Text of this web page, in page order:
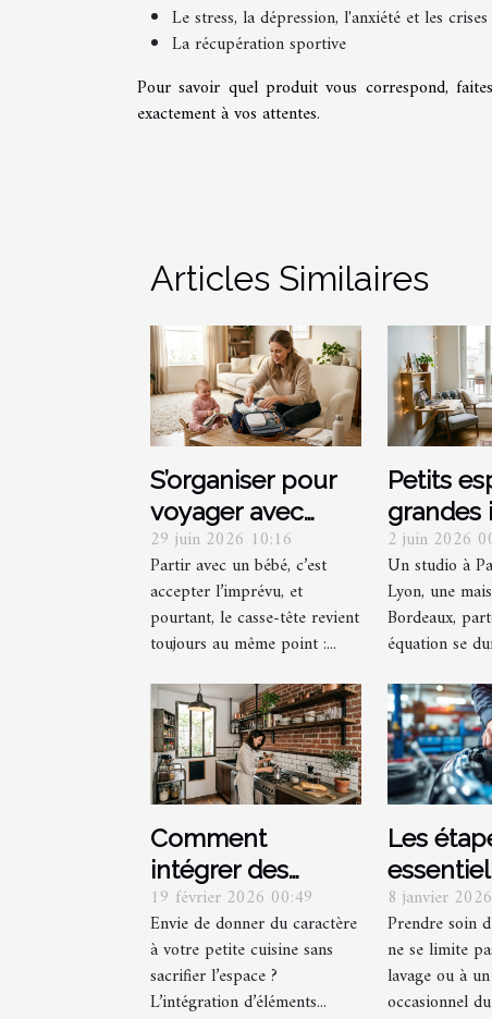
Le stress, la dépression, l'anxiété et les
La récupération sportive
Pour savoir quel produit vous correspond,
exactement à vos attentes.
Articles Similaires
S’organiser pour
voyager avec
bébé sans
multiplier les sacs
: mission
impossible ?
29 juin 2026 10:16
Partir avec un bébé, c’est
accepter l’imprévu, et
pourtant, le casse-tête revient
toujours au même point :...
Petits
grandes
recoin
2 juin 2026
Un studio à
Lyon, une
Bordeaux,
équation se
Comment
intégrer des
éléments
industriels dans
une petite cuisine
?
19 février 2026 00:49
Envie de donner du caractère
à votre petite cuisine sans
sacrifier l’espace ?
L’intégration d’éléments...
Les
un
réussi
8 janvier
Prendre soin
ne se limite
lavage ou à
occasionnel